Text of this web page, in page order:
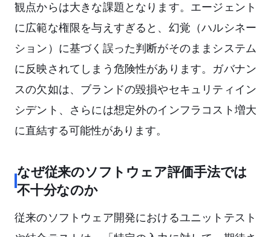
観点からは大きな課題となります。エージェント
に広範な権限を与えすぎると、幻覚（ハルシネー
ション）に基づく誤った判断がそのままシステム
に反映されてしまう危険性があります。ガバナン
スの欠如は、ブランドの毀損やセキュリティイン
シデント、さらには想定外のインフラコスト増大
に直結する可能性があります。
なぜ従来のソフトウェア評価手法では
不十分なのか
従来のソフトウェア開発におけるユニットテスト